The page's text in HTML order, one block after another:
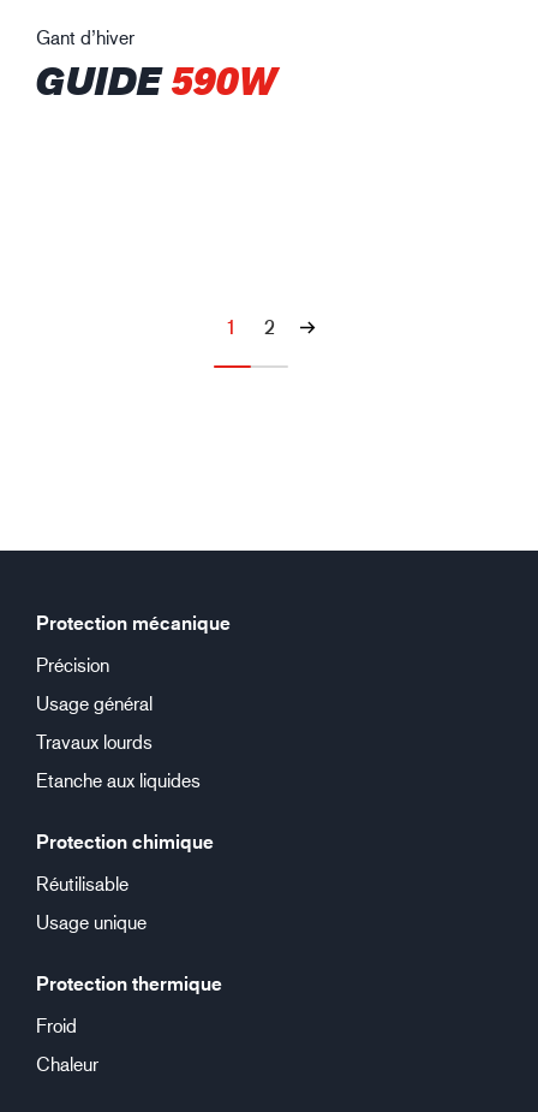
Gant d’hiver
GUIDE590W
1 2
Protection mécanique
Précision
Usage général
Travaux lourds
Etanche aux liquides
Protection chimique
Réutilisable
Usage unique
Protection thermique
Froid
Chaleur